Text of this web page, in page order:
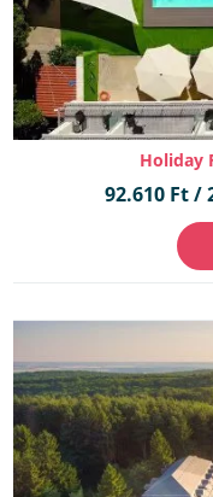
Holiday
92.610 Ft /